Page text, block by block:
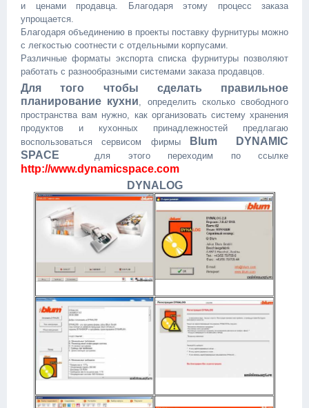
и ценами продавца. Благодаря этому процесс заказа
упрощается.
Благодаря объединению в проекты поставку фурнитуры можно
с легкостью соотнести с отдельными корпусами.
Различные форматы экспорта списка фурнитуры позволяют
работать с разнообразными системами заказа продавцов.
Для того чтобы сделать правильное
планирование кухни, определить сколько свободного
пространства вам нужно, как организовать систему хранения
продуктов и кухонных принадлежностей предлагаю
воспользоваться сервисом фирмы
Blum DYNAMIC
SPACE для этого переходим по ссылке
http://www.dynamicspace.com
DYNALOG